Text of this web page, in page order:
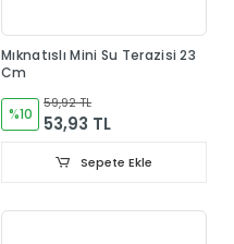
Mıknatıslı Mini Su Terazisi 23
Cm
%10
59,92 TL
53,93 TL
Sepete Ekle